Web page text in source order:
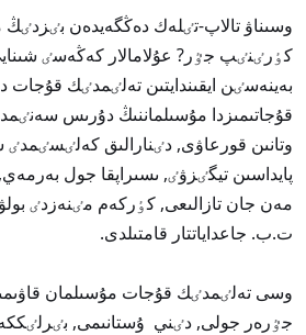
وسىناۋ تالاپ-تٸلەك دەڭگەيدەن بٸزدٸڭ
كٶرٸنٸپ جٷر? عۇلامالار كەڭەسٸ
بەينەسٸن ايقىندايتىن تەلٸمدٸك قۇجات
قۇجاتىمىزدا مۇسىلماننىڭ دۇرىس
وتانىن قورعاۋى, دٸنارالىق كەلٸسٸمدٸ
پايداسىن تيگٸزۋٸ, ىسىراپقا جول
مەن جان تازالىعى, كٶركەم مٸنەزدٸ
ت.ب. جاعداياتتار قامتىلدى.
وسى تەلٸمدٸك قۇجات مۇسىلمان
جٷرەر جولى, دٸني ۇستانىمى, بٸرلٸككە